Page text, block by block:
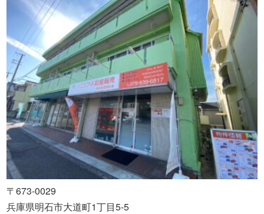
〒673-0029
兵庫県明石市大道町1丁目5-5